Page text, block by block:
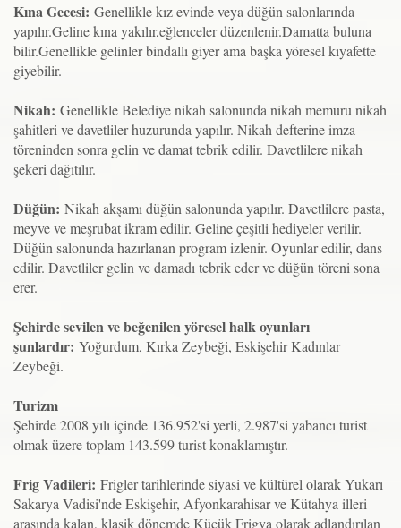
Kına Gecesi: Genellikle kız evinde veya düğün salonlarında
yapılır.Geline kına yakılır,eğlenceler düzenlenir.Damatta buluna
bilir.Genellikle gelinler bindallı giyer ama başka yöresel kıyafette
giyebilir.
Nikah: Genellikle Belediye nikah salonunda nikah memuru nikah
şahitleri ve davetliler huzurunda yapılır. Nikah defterine imza
töreninden sonra gelin ve damat tebrik edilir. Davetlilere nikah
şekeri dağıtılır.
Düğün: Nikah akşamı düğün salonunda yapılır. Davetlilere pasta,
meyve ve meşrubat ikram edilir. Geline çeşitli hediyeler verilir.
Düğün salonunda hazırlanan program izlenir. Oyunlar edilir, dans
edilir. Davetliler gelin ve damadı tebrik eder ve düğün töreni sona
erer.
Şehirde sevilen ve beğenilen yöresel halk oyunları
şunlardır: Yoğurdum, Kırka Zeybeği, Eskişehir Kadınlar
Zeybeği.
Turizm
Şehirde 2008 yılı içinde 136.952'si yerli, 2.987'si yabancı turist
olmak üzere toplam 143.599 turist konaklamıştır.
Frig Vadileri: Frigler tarihlerinde siyasi ve kültürel olarak Yukarı
Sakarya Vadisi'nde Eskişehir, Afyonkarahisar ve Kütahya illeri
arasında kalan, klasik dönemde Küçük Frigya olarak adlandırılan